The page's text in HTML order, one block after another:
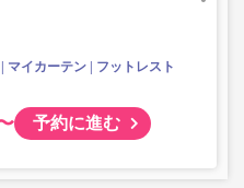
とC席の間（C席より）に
マイカーテン
フットレスト
予約に進む